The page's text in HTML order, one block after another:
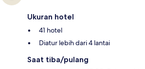
Ukuran hotel
41 hotel
Diatur lebih dari 4 lantai
Saat tiba/pulang